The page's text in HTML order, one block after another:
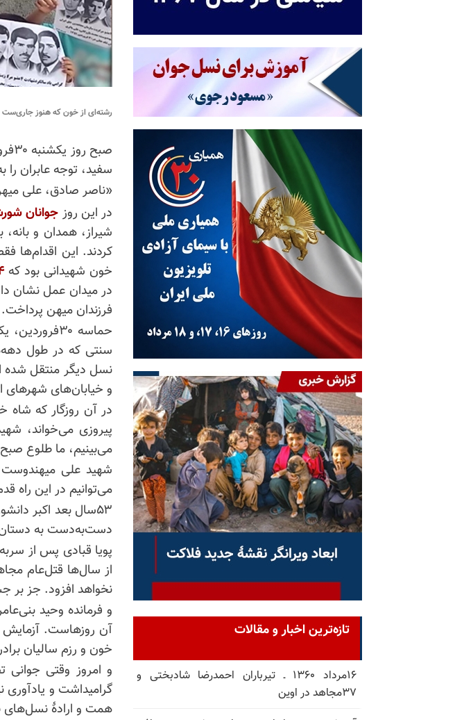
رشته‌ای از خون که هنوز جاری‌ست
سفید، توجه عابران
«ناصر صادق، علی
در این روز جوانان
شیراز، همدان و
کردند. این اقدام‌ها
خون شهیدانی بود که
در میدان عمل نشان
فرزندان میهن پرداخت.
حماسه
سنتی که در طول
نسل دیگر منتقل شده
و خیابان‌های شهرهای
در آن روزگار که
پیروزی می‌خواند،
می‌بینیم، ما طلوع
شهید علی میهندوست
می‌توانیم در این راه
۵۳سال بعد اکبر
دست‌به‌دست به
پویا قبادی پس از
از سال‌ها قتل‌عام
نخواهد افزود. جز بر
و فرمانده وحید
آن روزهاست. آزمایش
خون و رزم سالیان
و امروز وقتی جوانی
گرامیداشت و
همت و ارادهٔ نسل‌های
تازه‌ترین اخبار و مقالات
۱۶مرداد ۱۳۶۰ ـ تیرباران احمدرضا شادبختی و
۳۷مجاهد در اوین